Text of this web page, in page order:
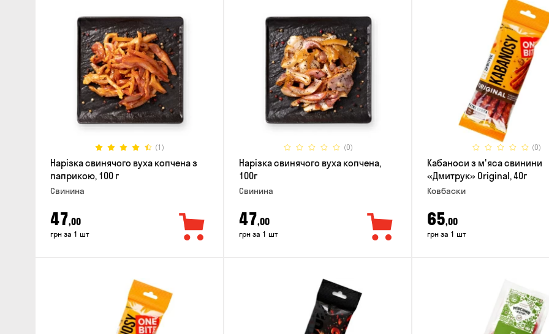
(1)
Нарізка свинячого вуха копчена з
паприкою, 100 г
Свинина
47,00
грн за 1 шт
(0)
Нарізка свинячого вуха копчена,
100г
Свинина
47,00
грн за 1 шт
(0)
Кабаноси з м'яса свинини
«Дмитрук» Original, 40г
Ковбаски
65,00
грн за 1 шт